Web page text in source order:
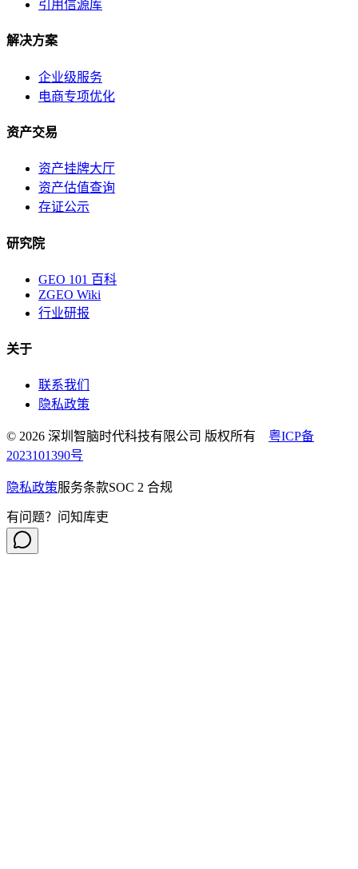
引用信源库
解决方案
企业级服务
电商专项优化
资产交易
资产挂牌大厅
资产估值查询
存证公示
研究院
GEO 101 百科
ZGEO Wiki
行业研报
关于
联系我们
隐私政策
© 2026 深圳智脑时代科技有限公司 版权所有 粤ICP备
2023101390号
隐私政策服务条款SOC 2 合规
有问题？问知库吏